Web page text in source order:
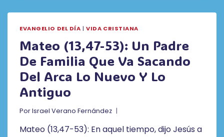
SOY
RESURRECCIÓN
LA
VIDA
EVANGELIO DEL DÍA |VIDA CRISTIANA
Mateo (13,47-53): Un Padre
De Familia Que Va Sacando
Del Arca Lo Nuevo Y Lo
Antiguo
PorIsrael Verano Fernández
Mateo (13,47-53): En aquel tiempo, dijo Jesús a